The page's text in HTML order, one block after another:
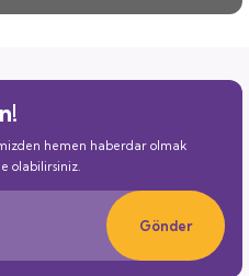
hemen haberdar olmak
olabilirsiniz.
Gönder